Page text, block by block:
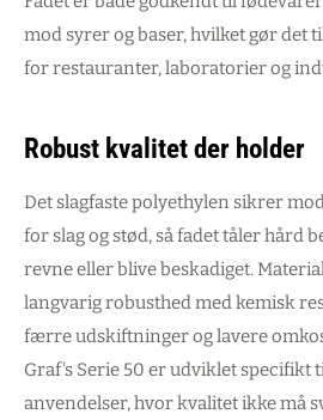
mod syrer og baser, hvilket gør det
for restauranter, laboratorier og
Robust kvalitet der holder
Det slagfaste polyethylen sikrer
for slag og stød, så fadet tåler hård
revne eller blive beskadiget.
langvarig robusthed med kemisk
færre udskiftninger og lavere
Graf's Serie 50 er udviklet specifikt
anvendelser, hvor kvalitet ikke må